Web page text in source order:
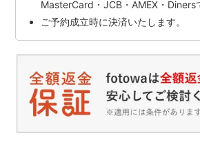
MasterCard・JCB・AMEX・Diners
ご予約成立時に決済いたします。